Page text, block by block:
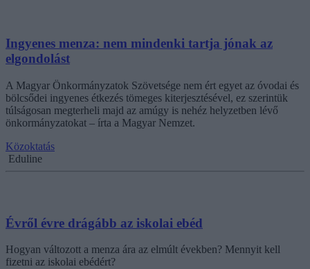
Ingyenes menza: nem mindenki tartja jónak az
elgondolást
A Magyar Önkormányzatok Szövetsége nem ért egyet az óvodai és
bölcsődei ingyenes étkezés tömeges kiterjesztésével, ez szerintük
túlságosan megterheli majd az amúgy is nehéz helyzetben lévő
önkormányzatokat – írta a Magyar Nemzet.
Közoktatás
Eduline
Évről évre drágább az iskolai ebéd
Hogyan változott a menza ára az elmúlt években? Mennyit kell
fizetni az iskolai ebédért?